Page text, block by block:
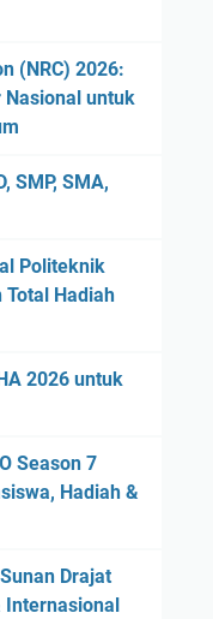
(NRC) 2026:
Nasional untuk
SMP, SMA,
Politeknik
Hadiah
2026 untuk
Season 7
Hadiah &
Drajat